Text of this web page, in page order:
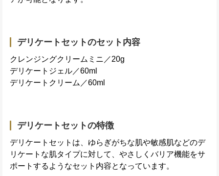
デリケートセットのセット内容
クレンジングクリームミニ／20g
デリケートジェル／60ml
デリケートクリーム／60ml
デリケートセットの特徴
デリケートセットは、ゆらぎがちな肌や敏感肌などのデ
リケートな肌タイプに対して、やさしくバリア機能をサ
ポートするようなセット内容となっています。